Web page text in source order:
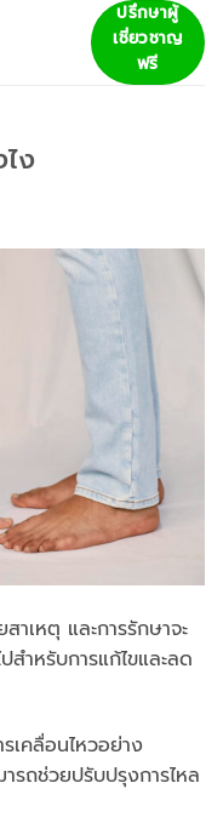
ปรึกษาผู้
เชี่ยวชาญ
ฟรี
ง
าเหตุ และการรักษาจะ
ำหรับการแก้ไขและลด
เคลื่อนไหวอย่าง
รถช่วยปรับปรุงการไหล